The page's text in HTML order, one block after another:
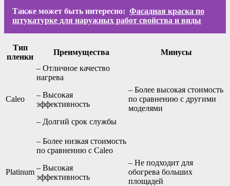
Также может быть интересно: Фасадная краска по
штукатурке для наружных работ свойства и виды
Тип
пленки
Преимущества Минусы
Caleo
– Отличное качество
нагрева
– Высокая
эффективность
– Долгий срок службы
– Более высокая стоимость
по сравнению с другими
моделями
Platinum
– Более низкая стоимость
по сравнению с Caleo
– Высокая
эффективность
– Не подходит для
обогрева больших
площадей